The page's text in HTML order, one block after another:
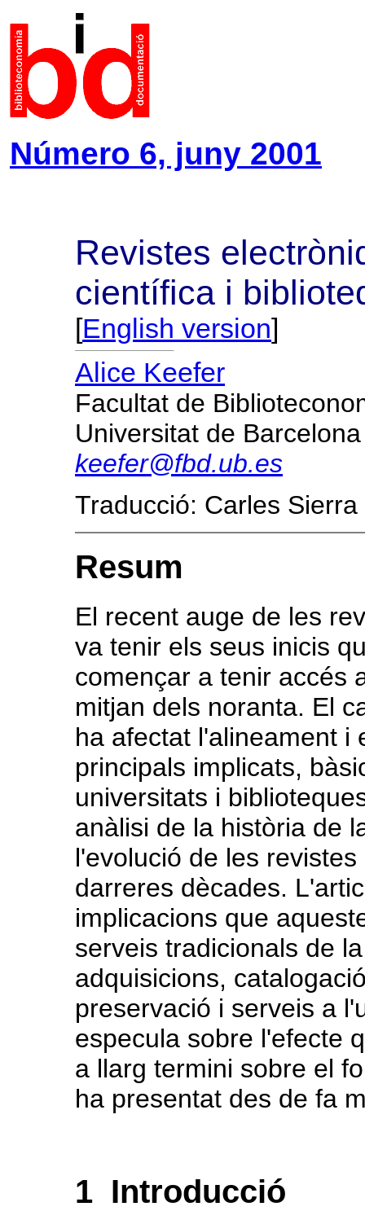
Número 6, juny 2001
Revistes
científica i
[English version]
Alice Keefer
Facultat de
Universitat de Barcelona
keefer@fbd.ub.es
Traducció: Carles Sierra
Resum
El recent auge de les
va tenir els seus inicis
començar a tenir accés
mitjan dels noranta. El
ha afectat l'alineament i
principals implicats,
universitats i
anàlisi de la història de
l'evolució de les
darreres dècades.
implicacions que
serveis tradicionals de
adquisicions,
preservació i serveis a
especula sobre l'efecte
a llarg termini sobre el
ha presentat des de fa
1 Introducció